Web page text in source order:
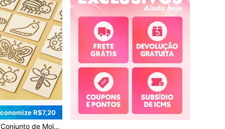
R$7,20
Adequados para Iniciantes em Artesanato, Suprimentos de Artes & Artesanato, Modelos de Desenho Educativos